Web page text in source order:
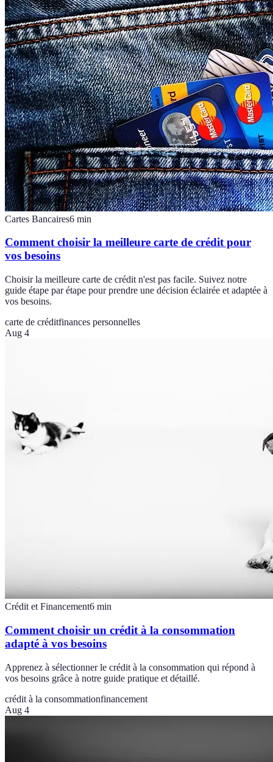
Cartes Bancaires6 min
Comment choisir la meilleure carte de crédit pour
vos besoins
Choisir la meilleure carte de crédit n'est pas facile. Suivez notre
guide étape par étape pour prendre une décision éclairée et adaptée à
vos besoins.
carte de créditfinances personnelles
Aug 4
Crédit et Financement6 min
Comment choisir un crédit à la consommation
adapté à vos besoins
Apprenez à sélectionner le crédit à la consommation qui répond à
vos besoins grâce à notre guide pratique et détaillé.
crédit à la consommationfinancement
Aug 4